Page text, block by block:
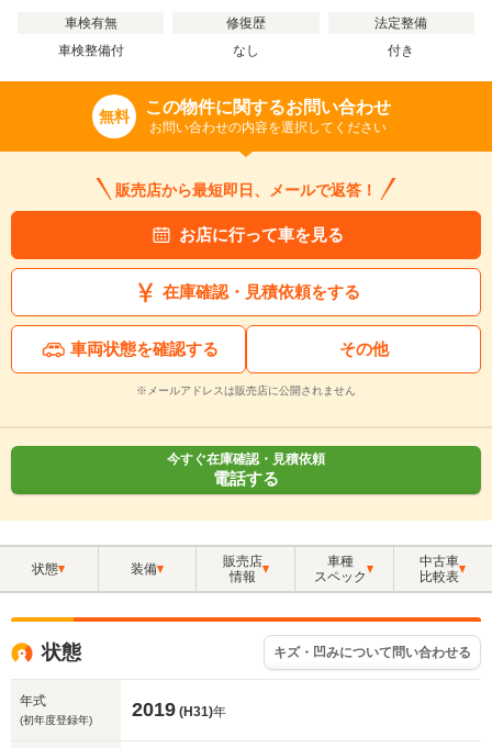
車検有無
車検整備付
修復歴
なし
法定整備
付き
無料 この物件に関するお問い合わせ
お問い合わせの内容を選択してください
販売店から最短即日、メールで返答！
お店に行って車を見る
在庫確認・見積依頼をする
車両状態を確認する その他
※メールアドレスは販売店に公開されません
今すぐ在庫確認・見積依頼
電話する
状態 装備
販売店
情報
車種
スペック
中古車
比較表
状態 キズ・凹みについて問い合わせる
年式
(初年度登録年) 2019 (H31)年